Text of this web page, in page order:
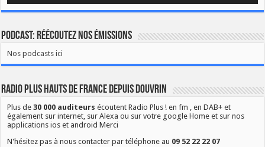
Podcast: Réécoutez nos émissions
Nos podcasts ici
Radio Plus Hauts de France depuis Douvrin
Plus de30 000 auditeurs écoutent Radio Plus ! en fm , en DAB+ et
également sur internet, sur Alexa ou sur votre google Home et sur nos
applications ios et android Merci
N'hésitez pas à nous contacter par téléphone au 09 52 22 22 07